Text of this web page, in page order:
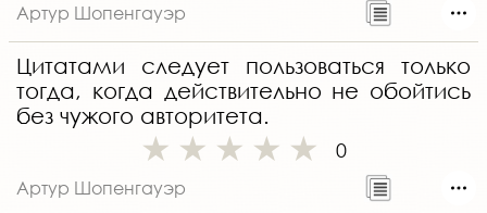
Артур Шопенгауэр
Цитатами следует пользоваться только
тогда, когда действительно не обойтись
без чужого авторитета.
0
Артур Шопенгауэр